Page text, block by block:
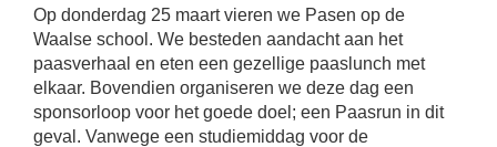
Op donderdag 25 maart vieren we Pasen op de
Waalse school. We besteden aandacht aan het
paasverhaal en eten een gezellige paaslunch met
elkaar. Bovendien organiseren we deze dag een
sponsorloop voor het goede doel; een Paasrun in dit
geval. Vanwege een studiemiddag voor de